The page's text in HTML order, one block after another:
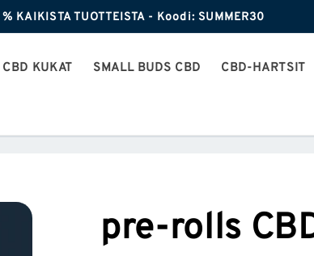
KAIKISTA TUOTTEISTA - Koodi: SUMMER30
CBD KUKAT SMALL BUDS CBD
CBD-HARTSIT
pre-rolls